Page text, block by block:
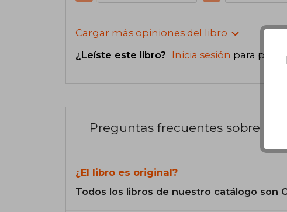
Cargar más opiniones del libro
¿Leíste este libro? Inicia sesión para
Preguntas frecuentes sobre el
¿El libro es original?
Todos los libros de nuestro catálogo son